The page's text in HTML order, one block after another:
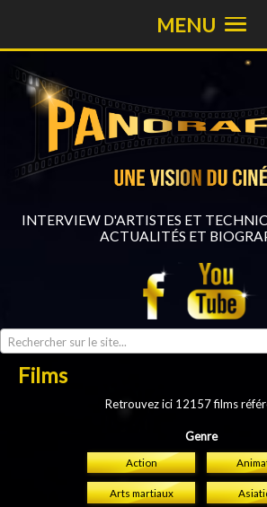
INTERVIEW D'ARTISTES ET
ACTUALITÉS ET
Rechercher sur le site...
MENU
Films
Retrouvez ici 12157 films
Genre
Action
Arts martiaux